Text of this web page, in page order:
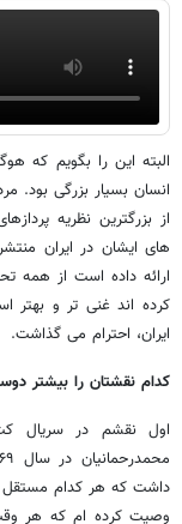
البته این را بگویم که
انسان بسیار بزرگی بود.
از بزرگترین نظریه
های ایشان در ایران
ارائه داده است از همه
کرده اند غنی تر و بهتر
ایران، احترام می گذاشت.
کدام نقشتان را بیشتر
اول نقشم در سریال
داشت که هر کدام مستقل
وصیت کرده ام که هر وقت